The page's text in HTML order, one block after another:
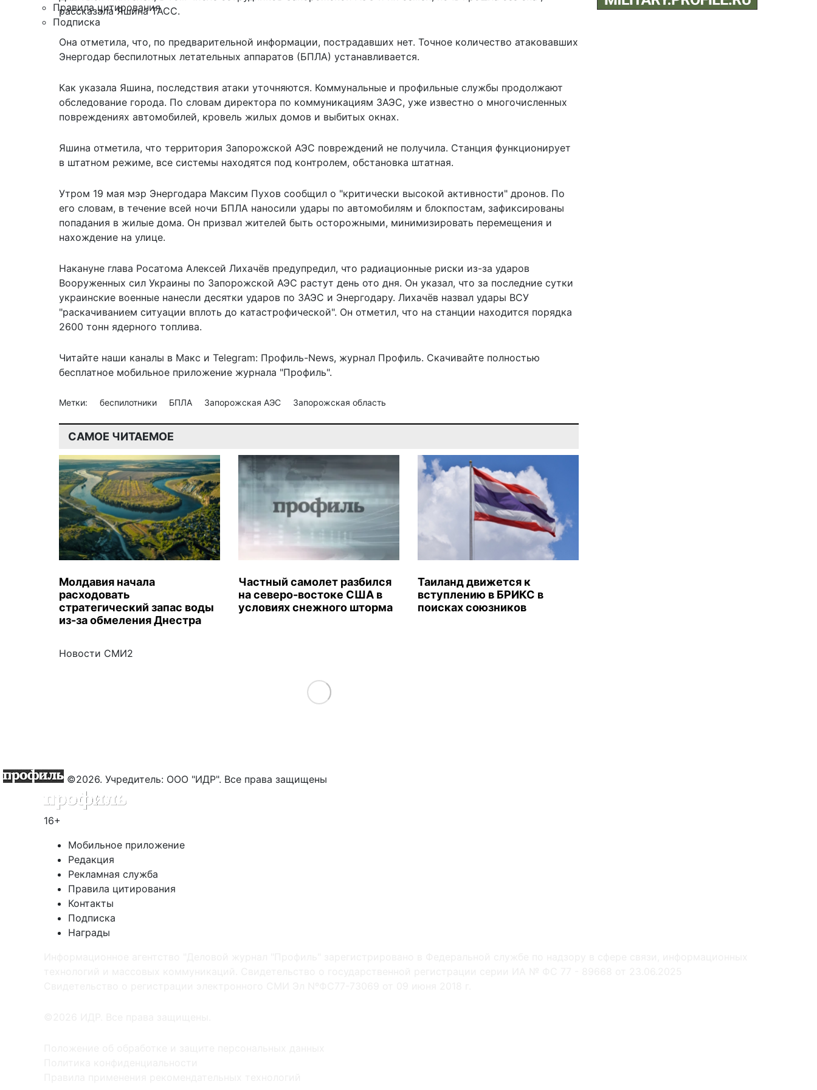
Правила цитирования
Подписка
рассказала ЯшинаТАСС.
Она отметила, что, по предварительной информации, пострадавших нет. Точное количество атаковавших
Энергодар беспилотных летательных аппаратов (БПЛА) устанавливается.
Как указала Яшина, последствия атаки уточняются. Коммунальные и профильные службы продолжают
обследование города. По словам директора по коммуникациям ЗАЭС, уже известно о многочисленных
повреждениях автомобилей, кровель жилых домов и выбитых окнах.
Яшина отметила, что территория Запорожской АЭС повреждений не получила. Станция функционирует
в штатном режиме, все системы находятся под контролем, обстановка штатная.
Утром 19 мая мэр Энергодара Максим Пухов сообщил о "критически высокой активности" дронов. По
его словам, в течение всей ночи БПЛА наносили удары по автомобилям и блокпостам, зафиксированы
попадания в жилые дома. Он призвал жителей быть осторожными, минимизировать перемещения и
нахождение на улице.
Накануне глава Росатома Алексей Лихачёв предупредил, что радиационные риски из-за ударов
Вооруженных сил Украины по Запорожской АЭС растут день ото дня. Он указал, что за последние сутки
украинские военные нанесли десятки ударов по ЗАЭС и Энергодару. Лихачёв назвал удары ВСУ
"раскачиванием ситуации вплоть до катастрофической". Он отметил, что на станции находится порядка
2600 тонн ядерного топлива.
Читайте наши каналы в Макс и Telegram: Профиль-News, журнал Профиль. Скачивайте полностью
бесплатное мобильное приложение журнала "Профиль".
Метки: беспилотники БПЛА Запорожская АЭС Запорожская область
САМОЕ ЧИТАЕМОЕ
Молдавия начала
расходовать
стратегический запас воды
из-за обмеления Днестра
Частный самолет разбился
на северо-востоке США в
условиях снежного шторма
Таиланд движется к
вступлению в БРИКС в
поисках союзников
Новости СМИ2
Load More
©2026. Учредитель: ООО "ИДР". Все права защищены
16+
Мобильное приложение
Редакция
Рекламная служба
Правила цитирования
Контакты
Подписка
Награды